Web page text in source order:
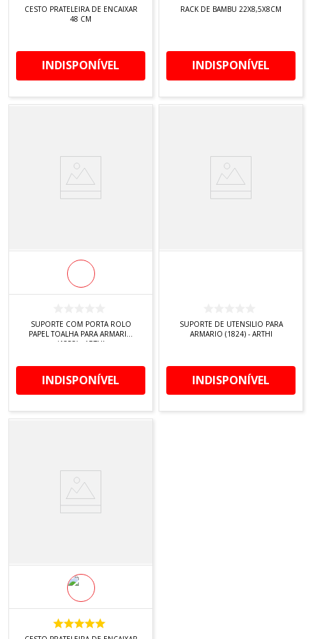
CESTO PRATELEIRA DE ENCAIXAR
48 CM
INDISPONÍVEL
RACK DE BAMBU 22X8,5X8CM
INDISPONÍVEL
SUPORTE COM PORTA ROLO
PAPEL TOALHA PARA ARMARIO
(1858) - ARTHI
INDISPONÍVEL
SUPORTE DE UTENSILIO PARA
ARMARIO (1824) - ARTHI
INDISPONÍVEL